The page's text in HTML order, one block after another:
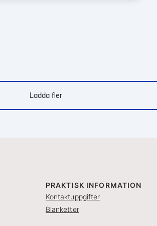
Ladda fler
PRAKTISK INFORMATION
Kontaktuppgifter
Blanketter